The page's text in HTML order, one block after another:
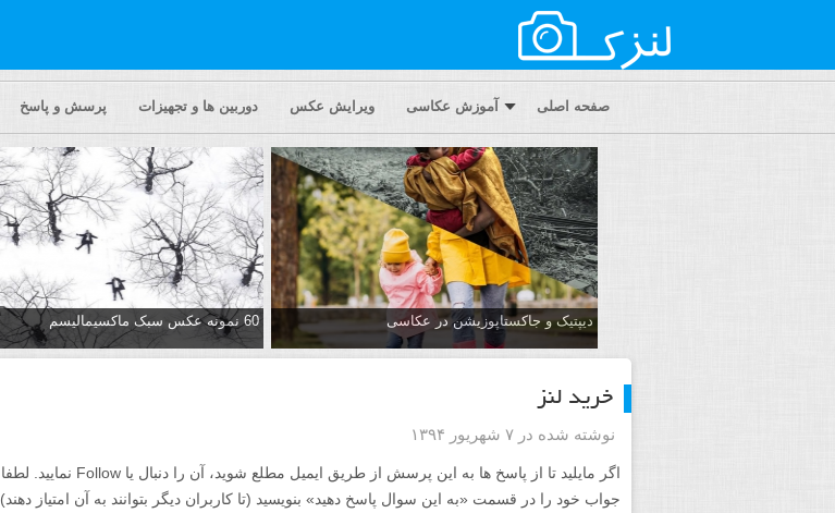
صفحه اصلی آموزش عکاسی ویرایش عکس دوربین ها و تجهیزات پرسش و پاسخ
دیپتیک و جاکستا‌پوزیشن در عکاسی 60 نمونه عکس سبک ماکسیمالیسم
خرید لنز
نوشته شده در ۷ شهریور ۱۳۹۴
اگر مایلید تا از پاسخ ها به این پرسش از طریق ایمیل مطلع شوید، آن را دنبال یا Follow نمایید. لطفا
جواب خود را در قسمت «به این سوال پاسخ دهید» بنویسید (تا کاربران دیگر بتوانند به آن امتیاز دهند).